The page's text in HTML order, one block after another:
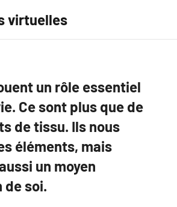
virtuelles
un rôle essentiel
Ce sont plus que de
de tissu. Ils nous
éléments, mais
un moyen
de soi.